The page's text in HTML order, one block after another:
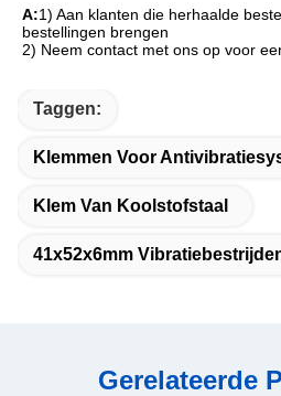
A:1) Aan klanten die herhaalde
bestellingen brengen
2) Neem contact met ons op voor
Taggen:
Klemmen Voor
Klem Van Koolstofstaal
41x52x6mm
Gerelateerde